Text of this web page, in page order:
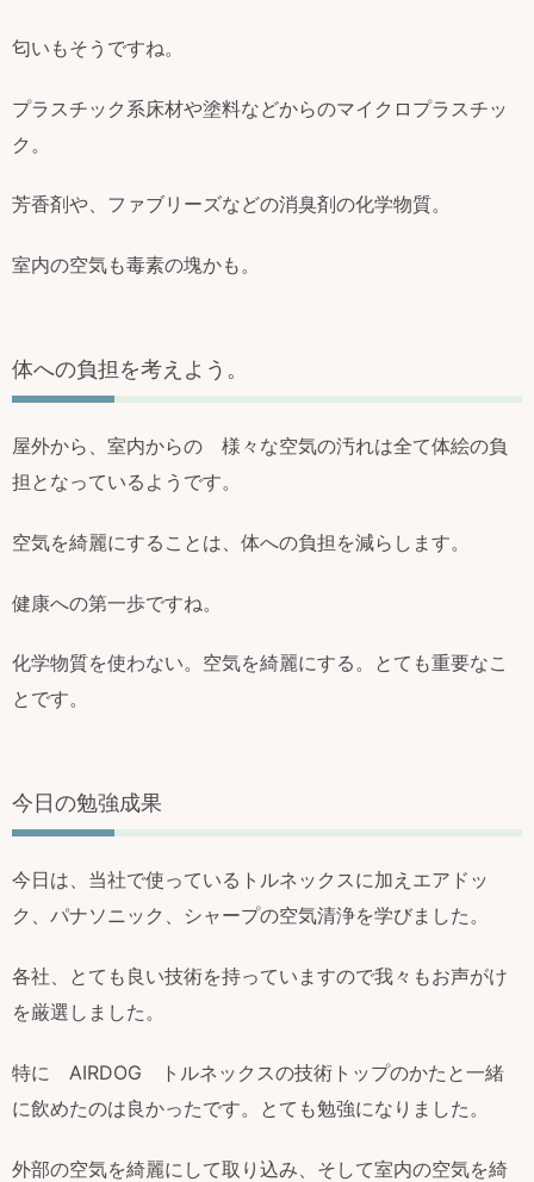
匂いもそうですね。
プラスチック系床材や塗料などからのマイクロプラスチッ
ク。
芳香剤や、ファブリーズなどの消臭剤の化学物質。
室内の空気も毒素の塊かも。
体への負担を考えよう。
屋外から、室内からの 様々な空気の汚れは全て体絵の負
担となっているようです。
空気を綺麗にすることは、体への負担を減らします。
健康への第一歩ですね。
化学物質を使わない。空気を綺麗にする。とても重要なこ
とです。
今日の勉強成果
今日は、当社で使っているトルネックスに加えエアドッ
ク、パナソニック、シャープの空気清浄を学びました。
各社、とても良い技術を持っていますので我々もお声がけ
を厳選しました。
特に AIRDOG トルネックスの技術トップのかたと一緒
に飲めたのは良かったです。とても勉強になりました。
外部の空気を綺麗にして取り込み、そして室内の空気を綺